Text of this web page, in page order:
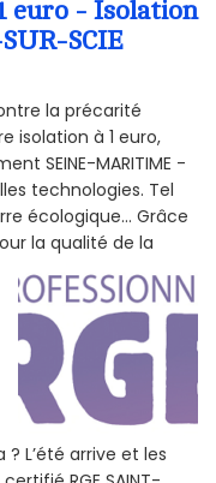
euro - Isolation
SCIE
la précarité
isolation à 1 euro,
SEINE-MARITIME -
technologies. Tel
écologique... Grâce
la qualité de la
L’été arrive et les